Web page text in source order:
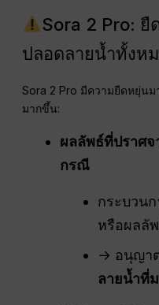
Sora 2 Pro:
ปลอดลายน้ำทั้งห
Sora 2 Pro มีความยืดหยุ่น
มากขึ้น:
ผลลัพธ์ที่ปราศจ
กรณี
กระบวน
หรือผลลั
→ อนุญา
ลายน้ำที่